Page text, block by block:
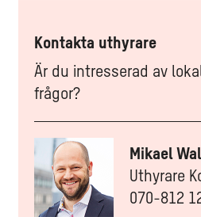
Kontakta uthyrare
Är du intresserad av
frågor?
Mikael
Uthyrare
070-812